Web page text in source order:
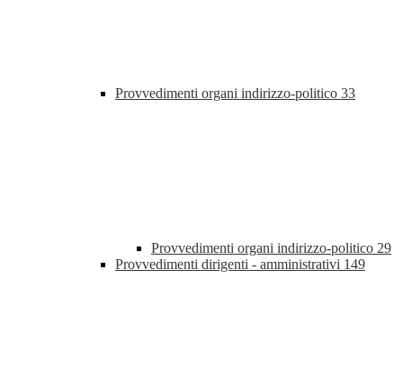
Provvedimenti organi indirizzo-politico 33
Provvedimenti organi indirizzo-politico 29
Provvedimenti dirigenti - amministrativi 149